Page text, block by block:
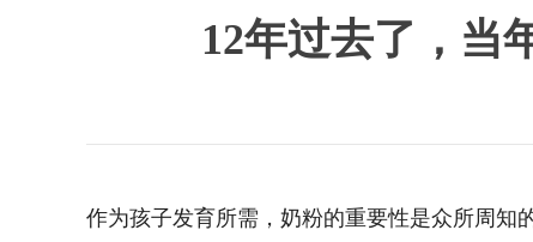
12年过去了，当
作为孩子发育所需，奶粉的重要性是众所周知